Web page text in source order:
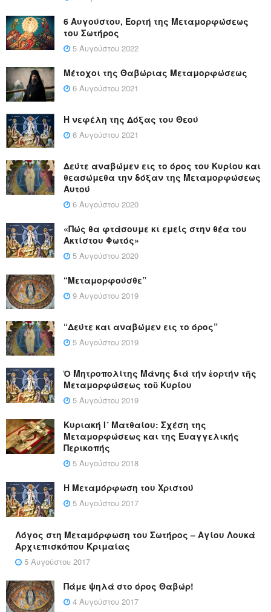
6 Αυγούστου, Εορτή της Μεταμορφώσεως
του Σωτήρος
5 Αυγούστου 2022
Μέτοχοι της Θαβώριας Μεταμορφώσεως
6 Αυγούστου 2021
Η νεφέλη της Δόξας του Θεού
6 Αυγούστου 2021
Δεύτε αναβώμεν εις το όρος του Κυρίου και
θεασώμεθα την δόξαν της Μεταμορφώσεως
Αυτού
6 Αυγούστου 2020
«Πώς θα φτάσουμε κι εμείς στην θέα του
Ακτίστου Φωτός»
5 Αυγούστου 2020
“Μεταμορφούσθε”
9 Αυγούστου 2019
“Δεύτε και αναβώμεν εις το όρος”
5 Αυγούστου 2019
Ὁ Μητροπολίτης Μάνης διά τήν ἑορτήν τῆς
Μεταμορφώσεως τοῦ Κυρίου
5 Αυγούστου 2019
Κυριακή Ι´ Ματθαίου: Σχέση της
Μεταμορφώσεως και της Ευαγγελικής
Περικοπής
5 Αυγούστου 2018
Η Μεταμόρφωση του Χριστού
5 Αυγούστου 2017
Λόγος στη Μεταμόρφωση του Σωτήρος – Αγίου Λουκά
Αρχιεπισκόπου Κριμαίας
5 Αυγούστου 2017
Πάμε ψηλά στο όρος Θαβώρ!
4 Αυγούστου 2017